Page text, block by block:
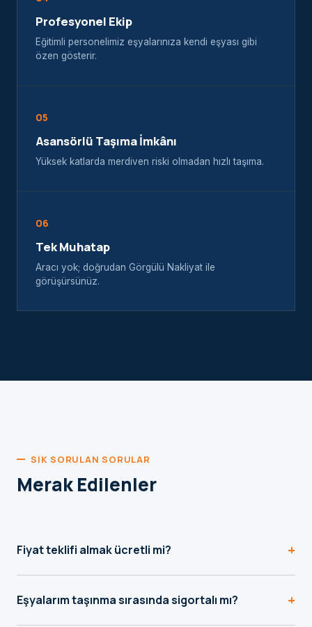
Profesyonel Ekip
Eğitimli personelimiz eşyalarınıza kendi eşyası gibi
özen gösterir.
05
Asansörlü Taşıma İmkânı
Yüksek katlarda merdiven riski olmadan hızlı taşıma.
06
Tek Muhatap
Aracı yok; doğrudan Görgülü Nakliyat ile
görüşürsünüz.
SIK SORULAN SORULAR
Merak Edilenler
Fiyat teklifi almak ücretli mi? +
teklifi tamamen ücretsizdir, herhangi bir yükümlülük
Eşyalarım taşınma sırasında sigortalı mı? +